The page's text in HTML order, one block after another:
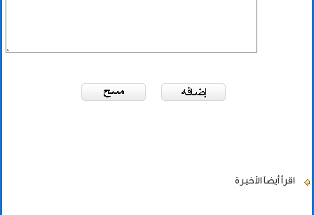
اقرأ أيضاً الأخيرة